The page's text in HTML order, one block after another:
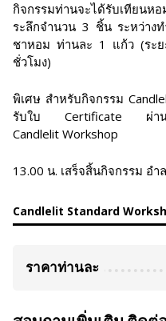
กิจกรรมท่านจะได้รับเทียนห
ระลึกจำนวน 3 ชิ้น ระหว่าง
ชาหอม ท่านละ 1 แก้ว (ระย
ชั่วโมง)
พิเศษ สำหรับกิจกรรม
รับใบ Certificate ผ่านกา
Candlelit Workshop
13.00 น. เสร็จสิ้นกิจกรรม อ
Candlelit Standard
ราคาท่านละ